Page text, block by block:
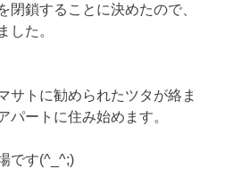
閉鎖することに決めたので、
した。
サトに勧められたツタが絡ま
パートに住み始めます。
です(^_^;)